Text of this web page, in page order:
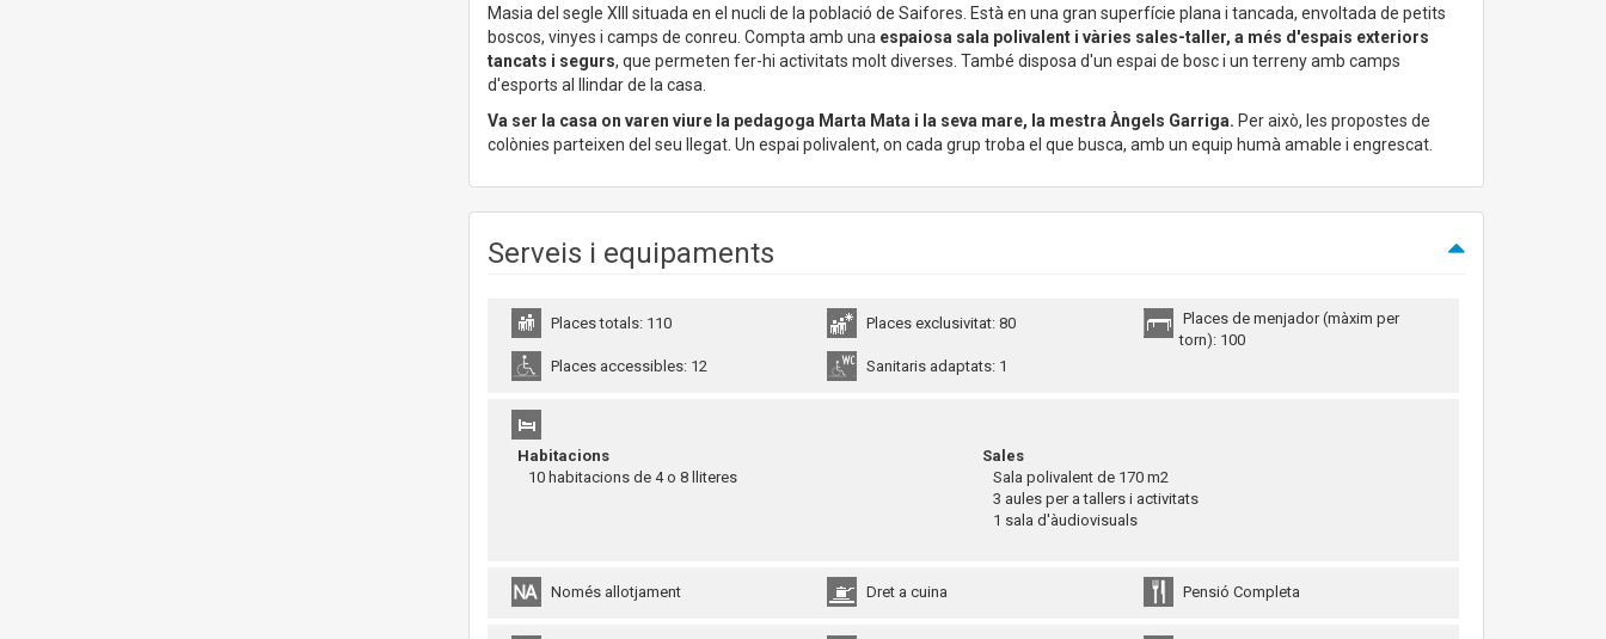
Masia del segle XIII situada en el nucli de la població de Saifores. Està en una gran superfície plana i tancada, envoltada de petits
boscos, vinyes i camps de conreu. Compta amb una espaiosa sala polivalent i vàries sales-taller, a més d'espais exteriors
tancats i segurs, que permeten fer-hi activitats molt diverses. També disposa d'un espai de bosc i un terreny amb camps
d'esports al llindar de la casa.
Va ser la casa on varen viure la pedagoga Marta Mata i la seva mare, la mestra Àngels Garriga. Per això, les propostes de
colònies parteixen del seu llegat. Un espai polivalent, on cada grup troba el que busca, amb un equip humà amable i engrescat.
Serveis i equipaments
Places totals: 110 Places exclusivitat: 80
Places de menjador (màxim per
torn): 100
Places accessibles: 12
Sanitaris adaptats: 1
Habitacions
10 habitacions de 4 o 8 lliteres
Sales
Sala polivalent de 170 m2
3 aules per a tallers i activitats
1 sala d'àudiovisuals
Només allotjament Dret a cuina Pensió Completa